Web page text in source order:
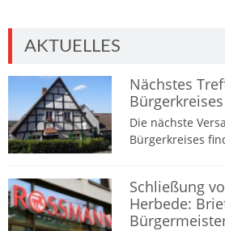
AKTUELLES
Nächstes
Die nächste
Bürgerkreises
Schließung
Herbede: